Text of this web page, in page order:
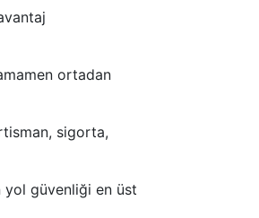
ortadan
sigorta,
yol güvenliği en üst